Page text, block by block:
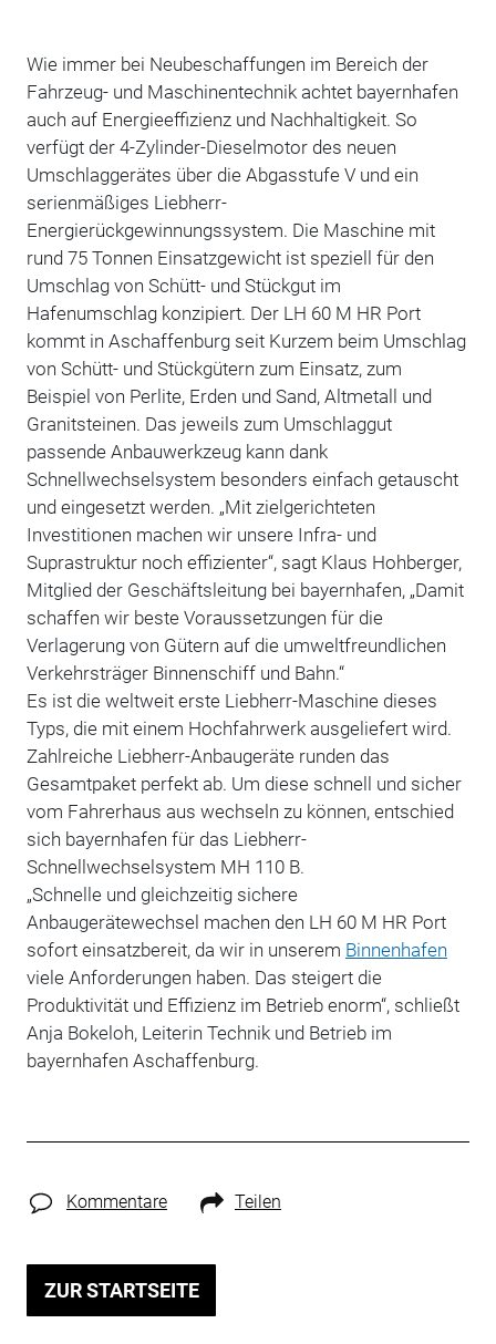
Wie immer bei Neubeschaffungen im Bereich der
Fahrzeug- und Maschinentechnik achtet bayernhafen
auch auf Energieeffizienz und Nachhaltigkeit. So
verfügt der 4-Zylinder-Dieselmotor des neuen
Umschlaggerätes über die Abgasstufe V und ein
serienmäßiges Liebherr-
Energierückgewinnungssystem. Die Maschine mit
rund 75 Tonnen Einsatzgewicht ist speziell für den
Umschlag von Schütt- und Stückgut im
Hafenumschlag konzipiert. Der LH 60 M HR Port
kommt in Aschaffenburg seit Kurzem beim Umschlag
von Schütt- und Stückgütern zum Einsatz, zum
Beispiel von Perlite, Erden und Sand, Altmetall und
Granitsteinen. Das jeweils zum Umschlaggut
passende Anbauwerkzeug kann dank
Schnellwechselsystem besonders einfach getauscht
und eingesetzt werden. „Mit zielgerichteten
Investitionen machen wir unsere Infra- und
Suprastruktur noch effizienter“, sagt Klaus Hohberger,
Mitglied der Geschäftsleitung bei bayernhafen, „Damit
schaffen wir beste Voraussetzungen für die
Verlagerung von Gütern auf die umweltfreundlichen
Verkehrsträger Binnenschiff und Bahn.“
Es ist die weltweit erste Liebherr-Maschine dieses
Typs, die mit einem Hochfahrwerk ausgeliefert wird.
Zahlreiche Liebherr-Anbaugeräte runden das
Gesamtpaket perfekt ab. Um diese schnell und sicher
vom Fahrerhaus aus wechseln zu können, entschied
sich bayernhafen für das Liebherr-
Schnellwechselsystem MH 110 B.
„Schnelle und gleichzeitig sichere
Anbaugerätewechsel machen den LH 60 M HR Port
sofort einsatzbereit, da wir in unserem Binnenhafen
viele Anforderungen haben. Das steigert die
Produktivität und Effizienz im Betrieb enorm“, schließt
Anja Bokeloh, Leiterin Technik und Betrieb im
bayernhafen Aschaffenburg.
Kommentare Teilen
ZUR STARTSEITE